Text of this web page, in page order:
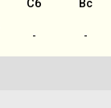
Сб
Вс
- -